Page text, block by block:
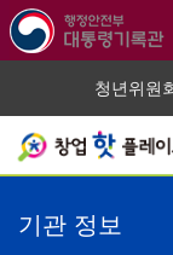
청년위원
기관 정보